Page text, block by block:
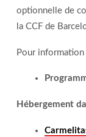
optionnelle de
la CCF de
Pour information
Hébergement